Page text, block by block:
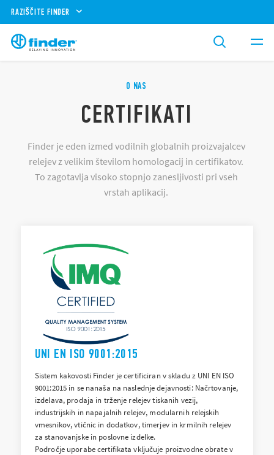
RAZIŠČITE FINDER
O NAS
CERTIFIKATI
Finder je eden izmed vodilnih globalnih proizvajalcev
relejev z velikim številom homologacij in certifikatov.
To zagotavlja visoko stopnjo zanesljivosti pri vseh
vrstah aplikacij.
UNI EN ISO 9001:2015
Sistem kakovosti Finder je certificiran v skladu z UNI EN ISO
9001:2015 in se nanaša na naslednje dejavnosti: Načrtovanje,
izdelava, prodaja in trženje relejev tiskanih vezij,
industrijskih in napajalnih relejev, modularnih relejskih
vmesnikov, vtičnic in dodatkov, timerjev in krmilnih relejev
za stanovanjske in poslovne izdelke.
Področje uporabe certifikata vključuje proizvodne obrate v